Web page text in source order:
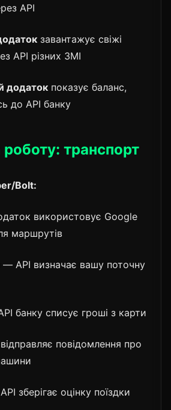
API
завантажує свіжі
API різних ЗМІ
додаток показує баланс,
до API банку
транспорт
Bolt:
використовує Google
маршрутів
— API визначає вашу поточну
банку списує гроші з карти
повідомлення про
зберігає оцінку поїздки